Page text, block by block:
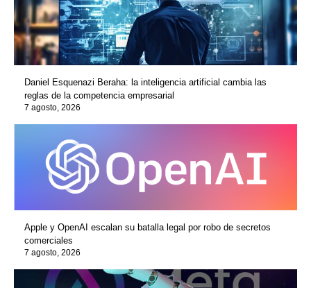
Daniel Esquenazi Beraha: la inteligencia artificial cambia las
reglas de la competencia empresarial
7 agosto, 2026
Apple y OpenAI escalan su batalla legal por robo de secretos
comerciales
7 agosto, 2026